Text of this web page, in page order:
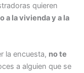
quieren
a la vivienda y a la
la encuesta, no te
a alguien que se